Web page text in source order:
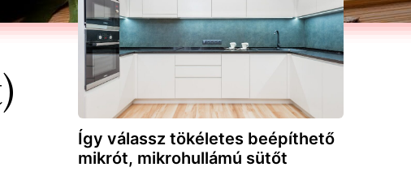
Így válassz tökéletes beépíthető
mikrót, mikrohullámú sütőt